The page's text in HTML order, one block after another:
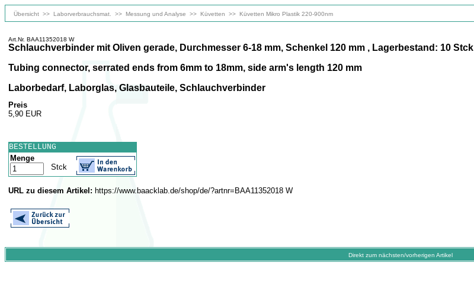
Übersicht >> Laborverbrauchsmat. >> Messung und Analyse >> Küvetten >> Küvetten Mikro Plastik 220-900nm
Art.Nr. BAA11352018 W
Schlauchverbinder mit Oliven gerade, Durchmesser 6-18 mm, Schenkel 120 mm , Lagerbestand: 10 Stck
Tubing connector, serrated ends from 6mm to 18mm, side arm's length 120 mm
Laborbedarf, Laborglas, Glasbauteile, Schlauchverbinder
Preis
5,90 EUR
BESTELLUNG
Menge
Stck
URL zu diesem Artikel: https://www.baacklab.de/shop/de/?artnr=BAA11352018 W
Direkt zum nächsten/vorherigen Artikel